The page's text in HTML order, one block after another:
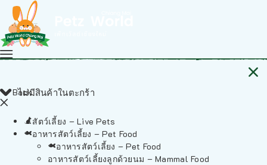
ไม่มีสินค้าในตะกร้า
Back
สัตว์เลี้ยง – Live Pets
อาหารสัตว์เลี้ยง – Pet Food
อาหารสัตว์เลี้ยง – Pet Food
อาหารสัตว์เลี้ยงลูกด้วยนม – Mammal Food